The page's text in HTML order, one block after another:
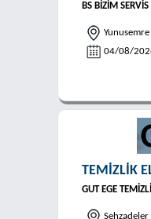
BS BİZİM
04/08/
TEMİZLİK
GUT EGE